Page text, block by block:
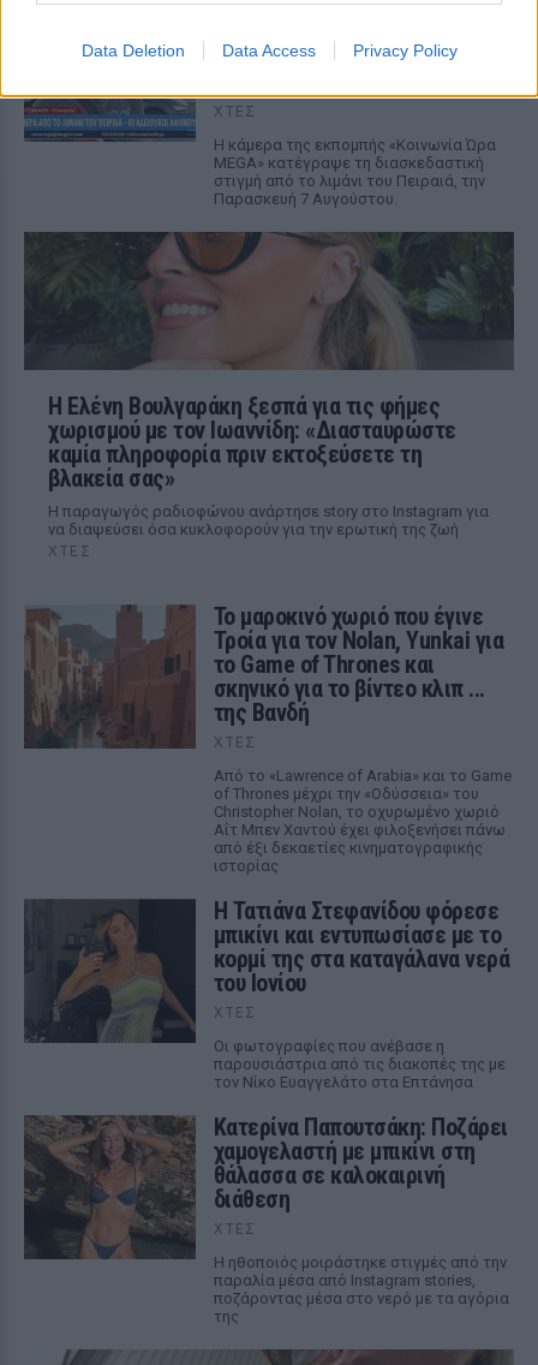
Data Deletion Data Access Privacy Policy
Νεαρός στο λιμάνι του Πειραιά:
«Πάω διακοπές έναν μήνα» ‑ Η
απίθανη ατάκα στην κάμερα του
ΧΤΕΣ
Η κάμερα της εκπομπής «Κοινωνία Ώρα
MEGA» κατέγραψε τη διασκεδαστική
στιγμή από το λιμάνι του Πειραιά, την
Παρασκευή 7 Αυγούστου.
Η Ελένη Βουλγαράκη ξεσπά για τις φήμες
χωρισμού με τον Ιωαννίδη: «Διασταυρώστε
καμία πληροφορία πριν εκτοξεύσετε τη
βλακεία σας»
Η παραγωγός ραδιοφώνου ανάρτησε story στο Instagram για
να διαψεύσει όσα κυκλοφορούν για την ερωτική της ζωή
ΧΤΕΣ
Το μαροκινό χωριό που έγινε
Τροία για τον Nolan, Yunkai για
το Game of Thrones και
σκηνικό για το βίντεο κλιπ ...
της Βανδή
ΧΤΕΣ
Από το «Lawrence of Arabia» και το Game
of Thrones μέχρι την «Οδύσσεια» του
Christopher Nolan, το οχυρωμένο χωριό
Αΐτ Μπεν Χαντού έχει φιλοξενήσει πάνω
από έξι δεκαετίες κινηματογραφικής
ιστορίας
Η Τατιάνα Στεφανίδου φόρεσε
μπικίνι και εντυπωσίασε με το
κορμί της στα καταγάλανα νερά
του Ιονίου
ΧΤΕΣ
Οι φωτογραφίες που ανέβασε η
παρουσιάστρια από τις διακοπές της με
τον Νίκο Ευαγγελάτο στα Επτάνησα
Κατερίνα Παπουτσάκη: Ποζάρει
χαμογελαστή με μπικίνι στη
θάλασσα σε καλοκαιρινή
διάθεση
ΧΤΕΣ
Η ηθοποιός μοιράστηκε στιγμές από την
παραλία μέσα από Instagram stories,
ποζάροντας μέσα στο νερό με τα αγόρια
της